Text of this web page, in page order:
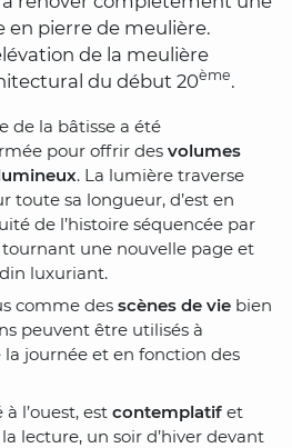
pierre de meulière.
de la meulière
du début 20ème.
de la bâtisse a été
pour offrir des volumes
. La lumière traverse
toute sa longueur, d’est en
de l’histoire séquencée par
tournant une nouvelle page et
luxuriant.
comme des scènes de vie bien
peuvent être utilisés à
journée et en fonction des
l’ouest, est contemplatif et
lecture, un soir d’hiver devant